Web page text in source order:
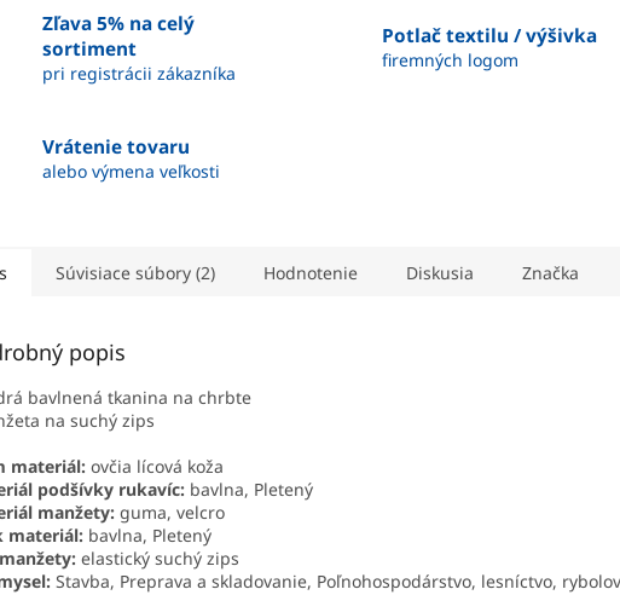
Zľava 5% na celý
sortiment
pri registrácii zákazníka
Potlač textilu / výšivka
firemných logom
Vrátenie tovaru
alebo výmena veľkosti
Súvisiace súbory (2) Hodnotenie Diskusia Značka
popis
bavlnená tkanina na chrbte
na suchý zips
materiál: ovčia lícová koža
podšívky rukavíc: bavlna, Pletený
manžety: guma, velcro
materiál: bavlna, Pletený
elastický suchý zips
Stavba, Preprava a skladovanie, Poľnohospodárstvo, lesníctvo, rybolov